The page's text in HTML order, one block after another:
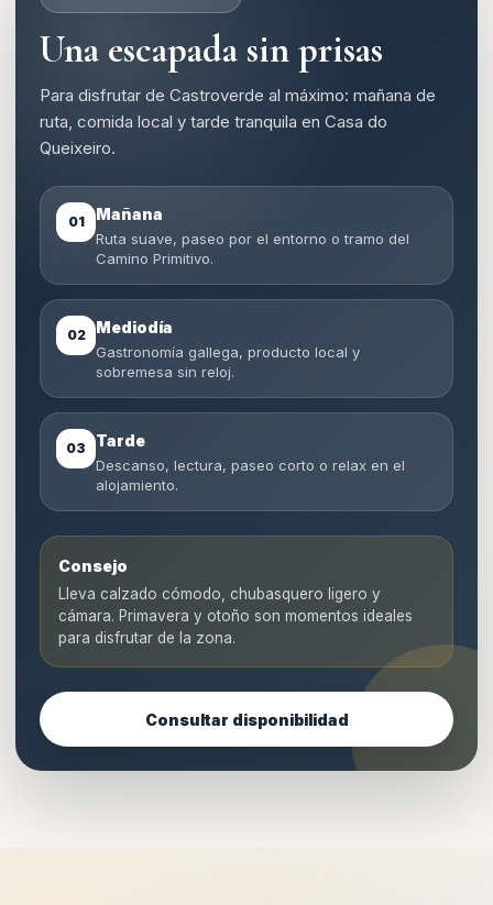
Una escapada sin prisas
Para disfrutar de Castroverde al máximo: mañana de
ruta, comida local y tarde tranquila en Casa do
Queixeiro.
01 Mañana
Ruta suave, paseo por el entorno o tramo del
Camino Primitivo.
02 Mediodía
Gastronomía gallega, producto local y
sobremesa sin reloj.
03 Tarde
Descanso, lectura, paseo corto o relax en el
alojamiento.
Consejo
Lleva calzado cómodo, chubasquero ligero y
cámara. Primavera y otoño son momentos ideales
para disfrutar de la zona.
Consultar disponibilidad